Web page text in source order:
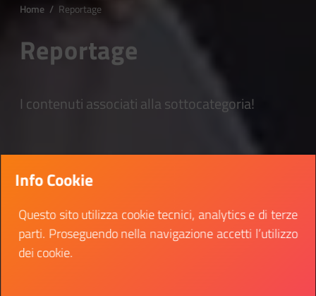
Home / Reportage
Reportage
I contenuti associati alla sottocategoria!
Info Cookie
Questo sito utilizza cookie tecnici, analytics e di terze
parti. Proseguendo nella navigazione accetti l’utilizzo
dei cookie.